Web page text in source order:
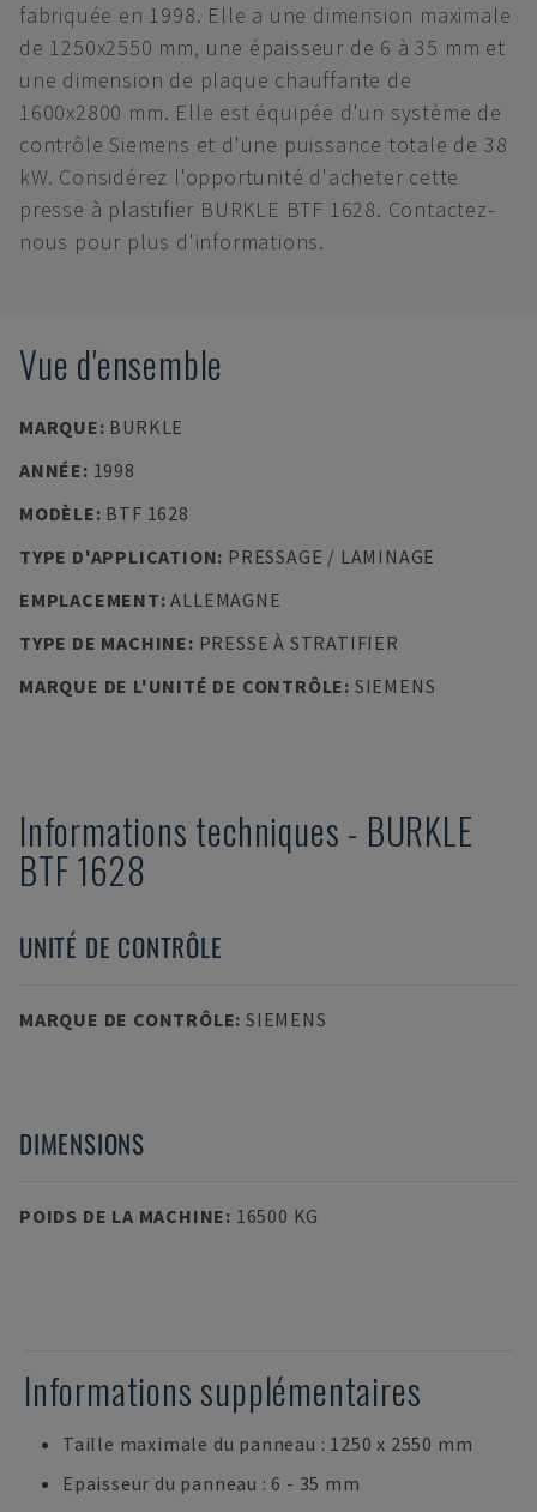
fabriquée en 1998. Elle a une dimension maximale
de 1250x2550 mm, une épaisseur de 6 à 35 mm et
une dimension de plaque chauffante de
1600x2800 mm. Elle est équipée d'un système de
contrôle Siemens et d'une puissance totale de 38
kW. Considérez l'opportunité d'acheter cette
presse à plastifier BURKLE BTF 1628. Contactez-
nous pour plus d'informations.
Vue d'ensemble
MARQUE: BURKLE
ANNÉE: 1998
MODÈLE: BTF 1628
TYPE D'APPLICATION: PRESSAGE / LAMINAGE
EMPLACEMENT:ALLEMAGNE
TYPE DE MACHINE: PRESSE À STRATIFIER
MARQUE DE L'UNITÉ DE CONTRÔLE: SIEMENS
Informations techniques - BURKLE
BTF 1628
UNITÉ DE CONTRÔLE
MARQUE DE CONTRÔLE: SIEMENS
DIMENSIONS
POIDS DE LA MACHINE: 16500 KG
Informations supplémentaires
Taille maximale du panneau : 1250 x 2550 mm
Epaisseur du panneau : 6 - 35 mm